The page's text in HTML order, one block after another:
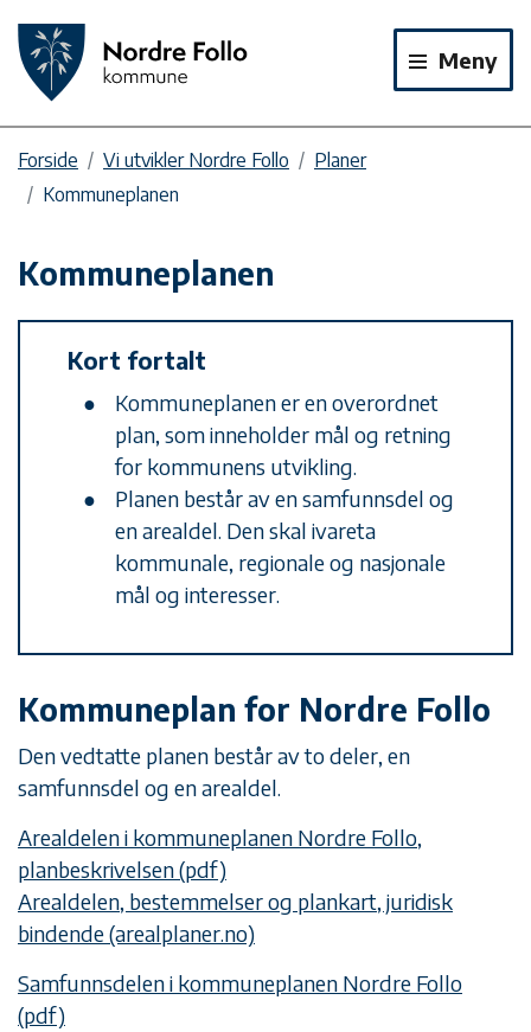
Meny
Forside Vi utvikler Nordre Follo
Planer
Kommuneplanen
Kommuneplanen
Kort fortalt
Kommuneplanen er en overordnet
plan, som inneholder mål og retning
for kommunens utvikling.
Planen består av en samfunnsdel og
en arealdel. Den skal ivareta
kommunale, regionale og nasjonale
mål og interesser.
Kommuneplan for Nordre Follo
Den vedtatte planen består av to deler, en
samfunnsdel og en arealdel.
Arealdelen i kommuneplanen Nordre Follo,
planbeskrivelsen (pdf)
Arealdelen, bestemmelser og plankart, juridisk
bindende (arealplaner.no)
Samfunnsdelen i kommuneplanen Nordre Follo
(pdf)